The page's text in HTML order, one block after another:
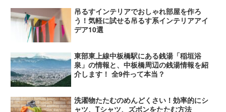
吊るすインテリアでおしゃれ部屋を作ろ
う！気軽に試せる吊るす系インテリアアイ
デア10選
東部東上線中板橋駅にある銭湯「稲垣浴
泉」の情報と、中板橋周辺の銭湯情報を紹
介します！ 全9件って本当？
洗濯物たたむのめんどくさい！効率的にシ
ャツ、Tシャツ、ズボンをたたむ方法